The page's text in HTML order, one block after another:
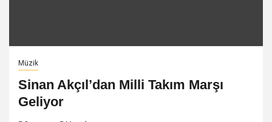
Müzik
Sinan Akçıl’dan Milli Takım Marşı
Geliyor